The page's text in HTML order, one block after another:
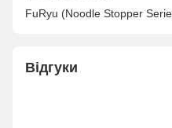
FuRyu (Noodle Stopper
Відгуки